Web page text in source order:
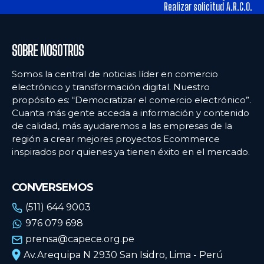
Ecommercenews
PERÚ
ARGENTINA
BOLIVIA
CHILE
ECUADOR
MÉXICO
URUGUAY
VENEZUELA
Ecommercenews
PERÚ
ARGENTINA
BOLIVIA
CHILE
ECUADOR
MÉXICO
URUGUAY
VENEZUELA
Realizar solicitud A.R.C.O.
SOBRE NOSOTROS
Somos la central de noticias líder en comercio
electrónico y transformación digital. Nuestro
propósito es: “Democratizar el comercio electrónico”.
Cuanta más gente acceda a información y contenido
de calidad, más ayudaremos a las empresas de la
región a crear mejores proyectos Ecommerce
inspirados por quienes ya tienen éxito en el mercado.
CONVERSEMOS
(511) 644 9003
976 079 698
prensa@capece.org.pe
Av.Arequipa N 2930 San Isidro, Lima - Perú